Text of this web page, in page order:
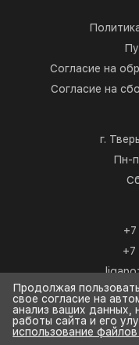
Согласие на
Согласие на
г.
Пн-
Продолжая
свое согласие на
анализ ваших данных,
работы сайта и его
использование